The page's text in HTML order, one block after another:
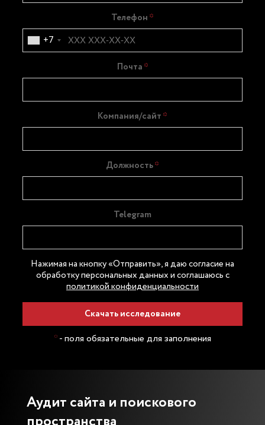
Телефон
+7
Почта
Компания/сайт
Должность
Telegram
Нажимая на кнопку «Отправить», я даю согласие на
обработку персональных данных и соглашаюсь c
политикой конфиденциальности
Скачать исследование
*- поля обязательные для заполнения
Аудит сайта и поискового